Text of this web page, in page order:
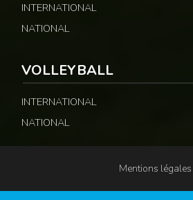
INTERNATIONAL
NATIONAL
VOLLEYBALL
INTERNATIONAL
NATIONAL
Mentions légales